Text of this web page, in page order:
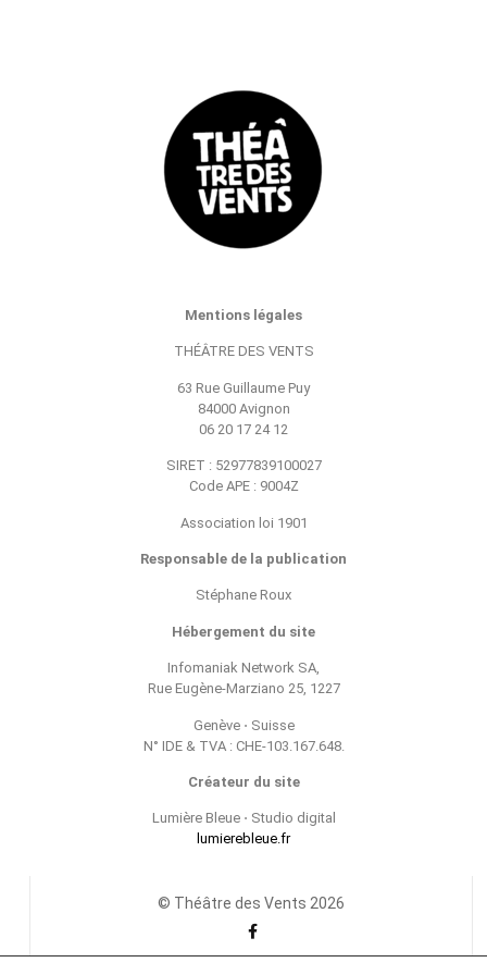
Mentions légales
THÉÂTRE DES VENTS
63 Rue Guillaume Puy
84000 Avignon
06 20 17 24 12
SIRET : 52977839100027
Code APE : 9004Z
Association loi 1901
Responsable de la publication
Stéphane Roux
Hébergement du site
Infomaniak Network SA,
Rue Eugène-Marziano 25, 1227
Genève ⋅ Suisse
N° IDE & TVA : CHE-103.167.648.
Créateur du site
Lumière Bleue ⋅ Studio digital
lumierebleue.fr
© Théâtre des Vents 2026